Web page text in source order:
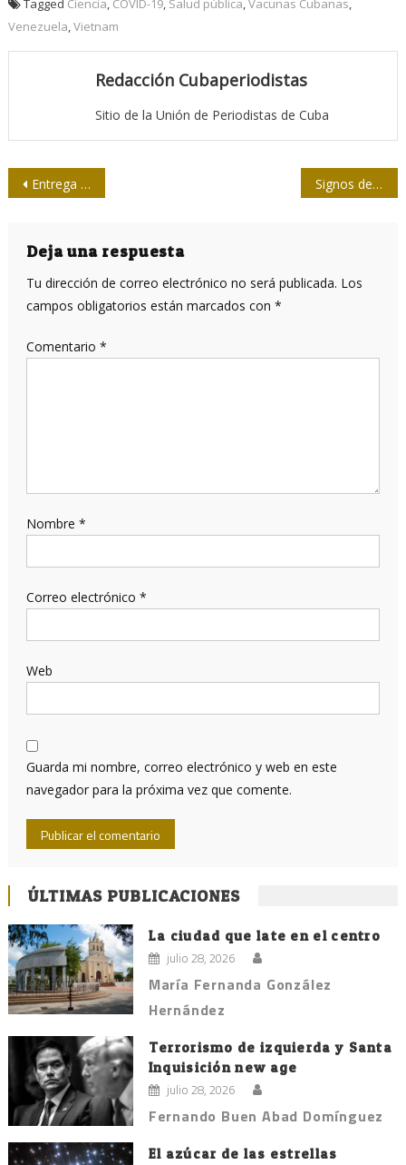
Venezuela Vietnam
Redacción Cubaperiodistas
Sitio de la Unión de Periodistas de Cuba
Navegación
entradas
Entrega la Upec premios 26 de Julio a Cubadebate Signos de un atrezo imperceptible
Deja una respuesta
Tu dirección de correo electrónico no será publicada. Los
campos obligatorios están marcados con *
Comentario *
Nombre *
Correo electrónico *
Web
Guarda mi nombre, correo electrónico y web en este
navegador para la próxima vez que comente.
ÚLTIMAS PUBLICACIONES
La ciudad que late en el centro
julio 28, 2026
María Fernanda González
Hernández
Terrorismo de izquierda y Santa
Inquisición new age
julio 28, 2026
Fernando Buen Abad Domínguez
El azúcar de las estrellas